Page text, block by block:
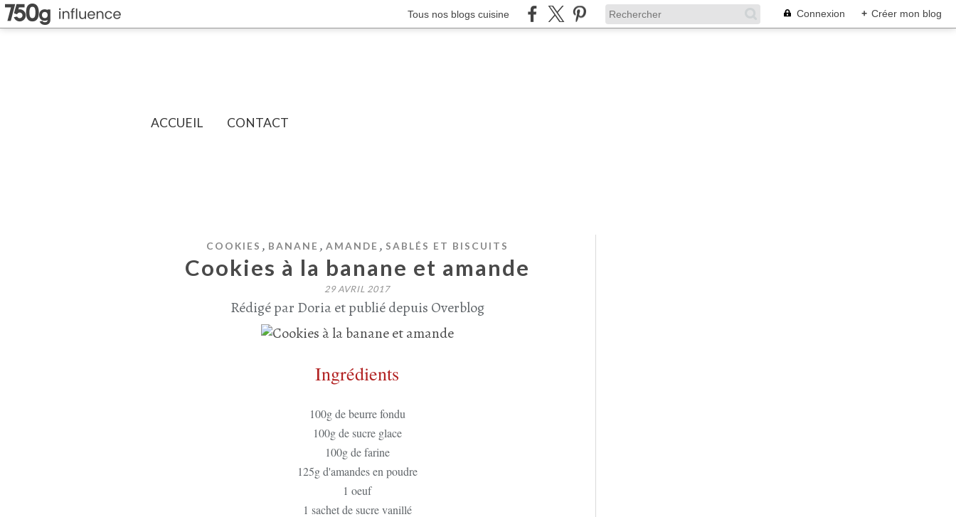
Tous nos blogs cuisine Connexion + Créer mon blog
ACCUEIL CONTACT
COOKIES , BANANE , AMANDE , SABLÉS ET BISCUITS
Cookies à la banane et amande
29 AVRIL 2017
Rédigé par Doria et publié depuis Overblog
Ingrédients
100g de beurre fondu
100g de sucre glace
100g de farine
125g d'amandes en poudre
1 oeuf
1 sachet de sucre vanillé